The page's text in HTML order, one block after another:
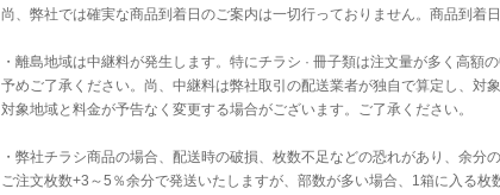
尚、弊社では確実な商品到着日のご案内は一切行っておりません。商品到着
・離島地域は中継料が発生します。特にチラシ · 冊子類は注文量が多く高額
予めご了承ください。尚、中継料は弊社取引の配送業者が独自で算定し、対
対象地域と料金が予告なく変更する場合がございます。ご了承ください。
・弊社チラシ商品の場合、配送時の破損、枚数不足などの恐れがあり、余分
ご注文枚数+3～5％余分で発送いたしますが、部数が多い場合、1箱に入る枚